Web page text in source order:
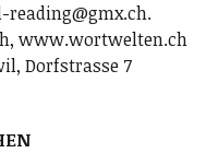
reading@gmx.ch.
www.wortwelten.ch
Dorfstrasse 7